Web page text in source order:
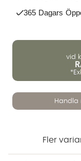
365 Dagars
vid
Handla
Fler
inte dina